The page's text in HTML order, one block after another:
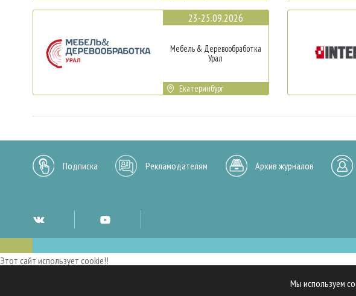
Мы используем
23-25.09.2026
Мебель & Деревообработка
Урал
Екатеринбург
Подписка Рекламодателям Архив журналов
Этот сайт использует cookie!!
Мы используем cookies и аналогичные технологии для улучшения работы нашего сайта,